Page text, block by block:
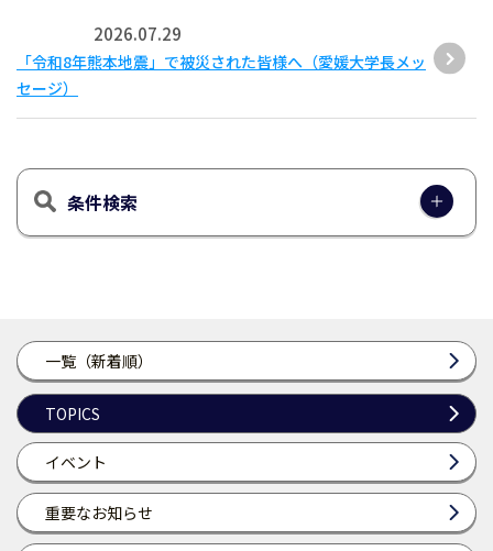
一覧（新着順）
TOPICS
イベント
重要なお知らせ
2026.07.29
「令和8年熊本地震」で被災された皆様へ（愛媛大学長メッ
セージ）
条件検索